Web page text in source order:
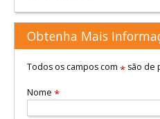
Obtenha Mais
Todos os campos com *são de
Nome *